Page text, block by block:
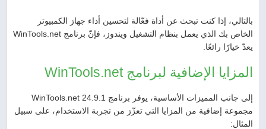
بالتالي، إذا كنت تبحث عن أداة فعّالة لتحسين أداء جهاز الكمبيوتر
الخاص بك الذي يعمل بنظام التشغيل ويندوز، فإنّ برنامج WinTools.net
يعدّ خيارًا رائعًا.
المزايا الإضافية لبرنامج WinTools.net
إلى جانب المميزات الأساسية، يوفر برنامج WinTools.net 24.9.1
مجموعة إضافية من المزايا التي تعزّز من تجربة الاستخدام، على سبيل
المثال: